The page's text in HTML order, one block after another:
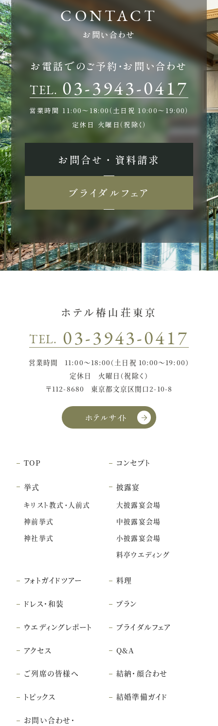
お問い合わせ
お電話でのご予約・お問い合わせ
TEL. 03-3943-0417
営業時間 11:00〜18:00（土日祝 10:00〜19:00）
定休日 火曜日（祝除く）
お問合せ ・ 資料請求
ブライダルフェア
ホテル椿山荘東京
TEL. 03-3943-0417
営業時間
11:00〜18:00（土日祝 10:00〜19:00）
定休日
火曜日（祝除く）
〒112-8680
東京都文京区関口2-10-8
ホテルサイト
TOP コンセプト
挙式
キリスト教式・人前式
神前挙式
神社挙式
披露宴
大披露宴会場
中披露宴会場
小披露宴会場
料亭ウエディング
フォトガイドツアー 料理
ドレス・和装 プラン
ウエディングレポート ブライダルフェア
アクセス Q&A
ご列席の皆様へ 結納・顔合わせ
トピックス 結婚準備ガイド
お問い合わせ・